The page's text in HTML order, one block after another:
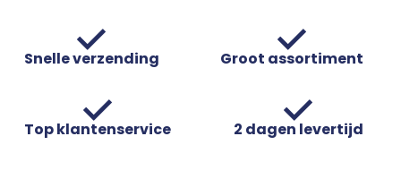
Snelle verzending Groot assortiment
Top klantenservice 2 dagen levertijd